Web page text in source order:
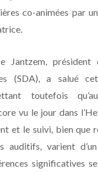
co-animées par
Jantzem, président
(SDA), a salué
toutefois
vu le jour dans
et le suivi, bien que
auditifs, varient
significatives